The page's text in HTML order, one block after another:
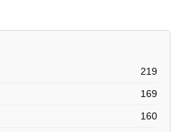
219
169
160